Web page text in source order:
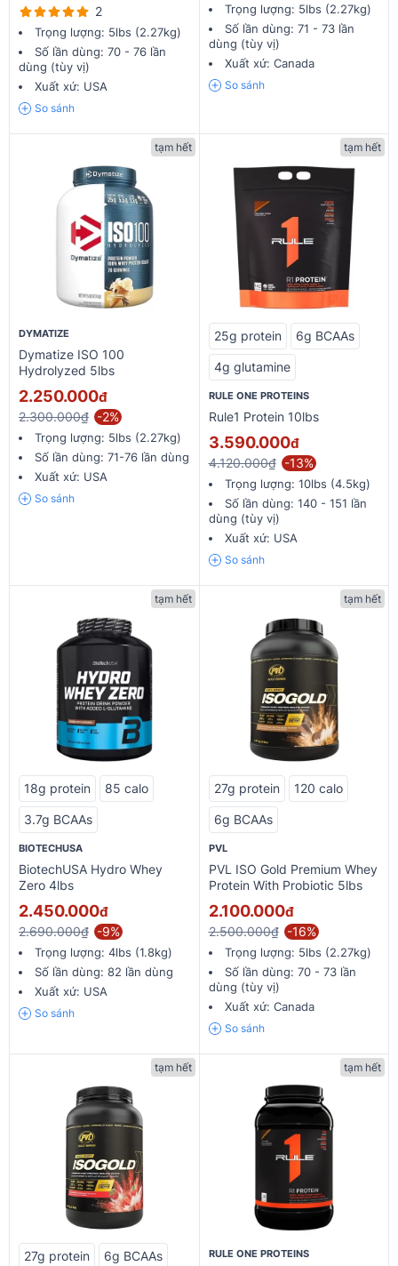
2
Trọng lượng: 5lbs (2.27kg)
Số lần dùng: 70 - 76 lần
dùng (tùy vị)
Xuất xứ: USA
So sánh
Trọng lượng: 5lbs (2.27kg)
Số lần dùng: 71 - 73 lần
dùng (tùy vị)
Xuất xứ: Canada
So sánh
tạm hết
DYMATIZE
Dymatize ISO 100
Hydrolyzed 5lbs
2.250.000đ
2.300.000₫ -2%
Trọng lượng: 5lbs (2.27kg)
Số lần dùng: 71-76 lần dùng
Xuất xứ: USA
So sánh
tạm hết
25g protein 6g BCAAs
4g glutamine
RULE ONE PROTEINS
Rule1 Protein 10lbs
3.590.000đ
4.120.000₫ -13%
Trọng lượng: 10lbs (4.5kg)
Số lần dùng: 140 - 151 lần
dùng (tùy vị)
Xuất xứ: USA
So sánh
tạm hết
18g protein 85 calo
3.7g BCAAs
BIOTECHUSA
BiotechUSA Hydro Whey
Zero 4lbs
2.450.000đ
2.690.000₫ -9%
Trọng lượng: 4lbs (1.8kg)
Số lần dùng: 82 lần dùng
Xuất xứ: USA
So sánh
tạm hết
27g protein 120 calo
6g BCAAs
PVL
PVL ISO Gold Premium Whey
Protein With Probiotic 5lbs
2.100.000đ
2.500.000₫ -16%
Trọng lượng: 5lbs (2.27kg)
Số lần dùng: 70 - 73 lần
dùng (tùy vị)
Xuất xứ: Canada
So sánh
tạm hết
27g protein 6g BCAAs
tạm hết
RULE ONE PROTEINS